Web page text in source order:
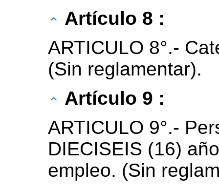
Artículo 8 :
ARTICULO 8°.-
(Sin reglamentar).
Artículo 9 :
ARTICULO 9°.-
DIECISEIS (16)
empleo. (Sin